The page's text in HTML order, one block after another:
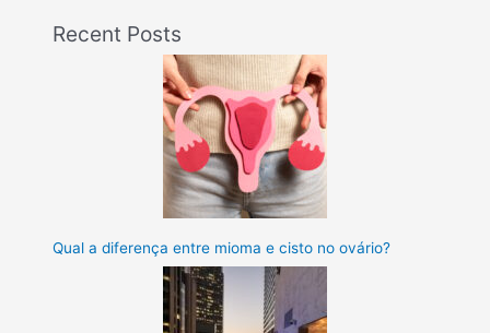
Recent Posts
Qual a diferença entre mioma e cisto no ovário?